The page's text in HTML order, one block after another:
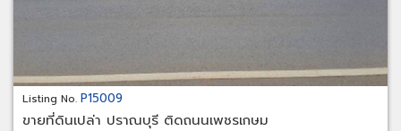
Listing No. P15009
ขายที่ดินเปล่า ปราณบุรี ติดถนนเพชรเกษม